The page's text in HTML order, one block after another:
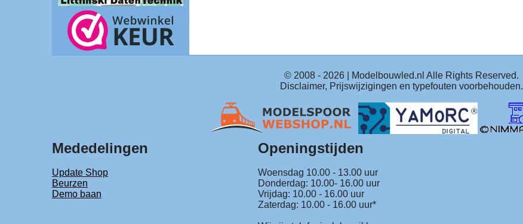
© 2008 - 2026| Modelbouwled.nl Alle Rights Reserved.
Disclaimer, Prijswijzigingen en typefouten voorbehouden.
Mededelingen Openingstijden
Update Shop Woensdag 10.00 - 13.00 uur
Beurzen
Donderdag: 10.00- 16.00 uur
Demo baan
Vrijdag: 10.00 - 16.00 uur
Zaterdag: 10.00 - 16.00 uur*